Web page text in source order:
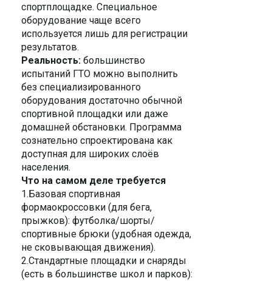
спортплощадке. Специальное
оборудование чаще всего
используется лишь для регистрации
результатов.
Реальность: большинство
испытаний ГТО можно выполнить
без специализированного
оборудования достаточно обычной
спортивной площадки или даже
домашней обстановки. Программа
сознательно спроектирована как
доступная для широких слоёв
населения.
Что на самом деле требуется
1.Базовая спортивная
формаoкроссовки (для бега,
прыжков): футболка/шорты/
спортивные брюки (удобная одежда,
не сковывающая движения).
2.Стандартные площадки и снаряды
(есть в большинстве школ и парков):